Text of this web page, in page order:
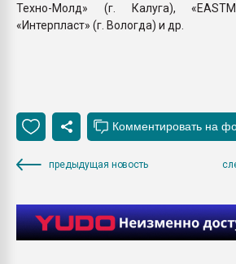
Техно-Молд» (г. Калуга),
«Интерпласт» (г. Вологда) и др.
предыдущая новость